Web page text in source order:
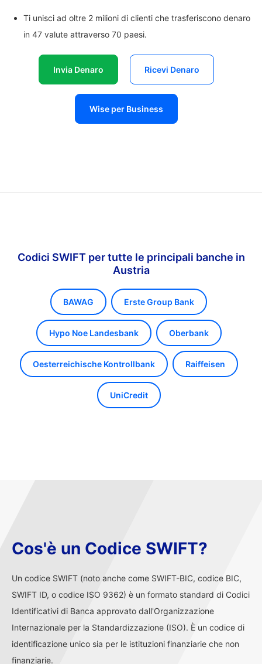
Ti unisci ad oltre 2 milioni di clienti che trasferiscono denaro
in 47 valute attraverso 70 paesi.
Invia Denaro Ricevi Denaro
Wise per Business
Codici SWIFT per tutte le principali banche in
Austria
BAWAG Erste Group Bank
Hypo Noe Landesbank Oberbank
Oesterreichische Kontrollbank Raiffeisen
UniCredit
Cos'è un Codice SWIFT?
Un codice SWIFT (noto anche come SWIFT-BIC, codice BIC,
SWIFT ID, o codice ISO 9362) è un formato standard di Codici
Identificativi di Banca approvato dall'Organizzazione
Internazionale per la Standardizzazione (ISO). È un codice di
identificazione unico sia per le istituzioni finanziarie che non
finanziarie.